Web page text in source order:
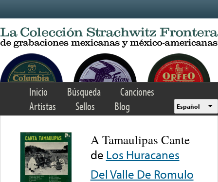
Inicio Búsqueda
Canciones
Artistas
Sellos Blog Español
A Tamaulipas Cante
de Los Huracanes
Del Valle De Romulo